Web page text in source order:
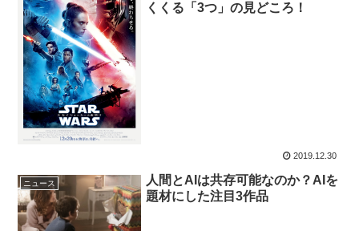
くくる「3つ」の見どころ！
2019.12.30
ニュース
人間とAIは共存可能なのか？AIを
題材にした注目3作品